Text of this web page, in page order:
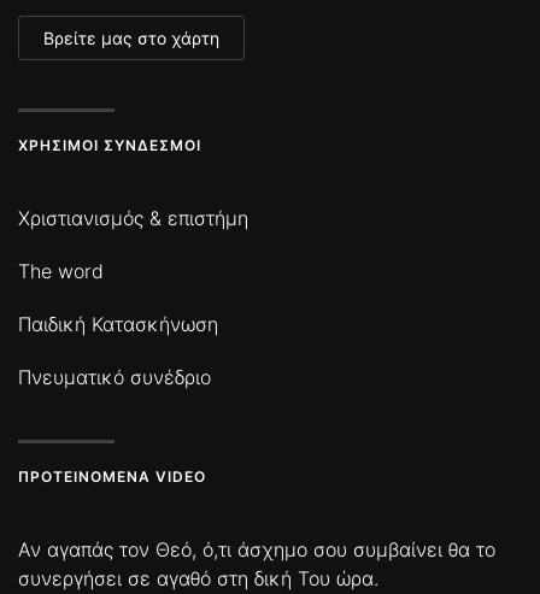
Βρείτε μας στο χάρτη
ΧΡΉΣΙΜΟΙ ΣΎΝΔΕΣΜΟΙ
Χριστιανισμός & επιστήμη
The word
Παιδική Κατασκήνωση
Πνευματικό συνέδριο
ΠΡΟΤΕΙΝΌΜΕΝΑ VIDEO
Αν αγαπάς τον Θεό, ό,τι άσχημο σου συμβαίνει θα το
συνεργήσει σε αγαθό στη δική Του ώρα.